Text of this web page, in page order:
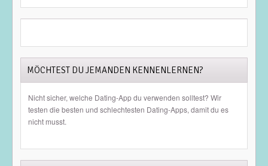
MÖCHTEST DU JEMANDEN KENNENLERNEN?
Nicht sicher, welche Dating-App du verwenden solltest? Wir
testen die besten und schlechtesten Dating-Apps, damit du es
nicht musst.